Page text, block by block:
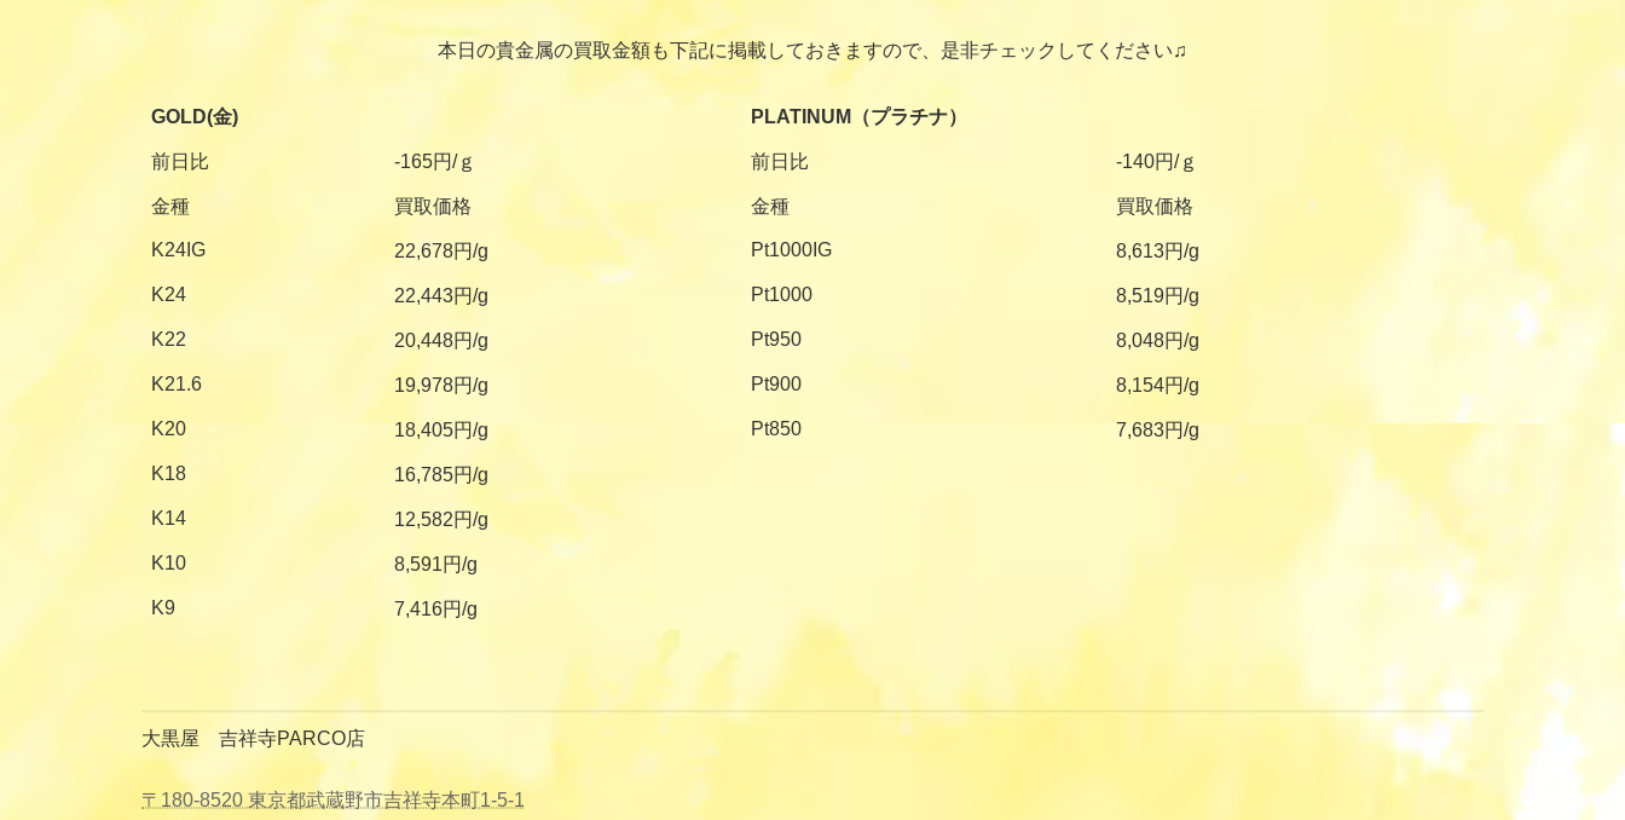
本日の貴金属の買取金額も下記に掲載しておきますので、是非チェックしてください♫
GOLD(金) PLATINUM（プラチナ）
前日比 -165円/ｇ 前日比 -140円/ｇ
金種 買取価格 金種 買取価格
K24IG 22,678円/g Pt1000IG 8,613円/g
K24 22,443円/g Pt1000 8,519円/g
K22 20,448円/g Pt950 8,048円/g
K21.6 19,978円/g Pt900 8,154円/g
K20 18,405円/g Pt850 7,683円/g
K18 16,785円/g
K14 12,582円/g
K10 8,591円/g
K9 7,416円/g
大黒屋 吉祥寺PARCO店
〒180-8520 東京都武蔵野市吉祥寺本町1-5-1